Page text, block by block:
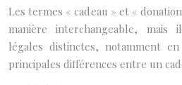
Les termes « cadeau » et «
manière interchangeable, mais
légales distinctes, notamment
principales différences entre un